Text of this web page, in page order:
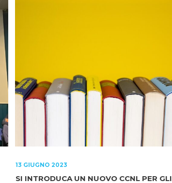
13 GIUGNO 2023
SI INTRODUCA UN NUOVO CCNL PER GLI